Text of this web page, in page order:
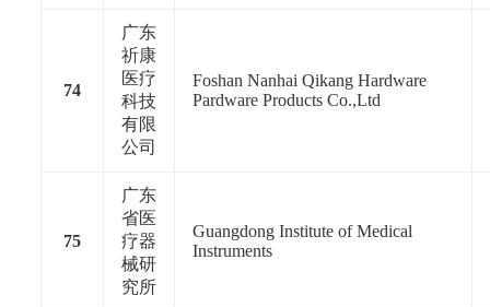
74
广东
祈康
医疗
科技
有限
公司
Foshan Nanhai Qikang Hardware
Pardware Products Co.,Ltd
75
广东
省医
疗器
械研
究所
Guangdong Institute of Medical
Instruments